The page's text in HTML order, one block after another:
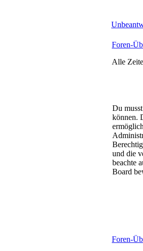
Foren-
Alle
Du
können.
und die
beachte
Board
Foren-